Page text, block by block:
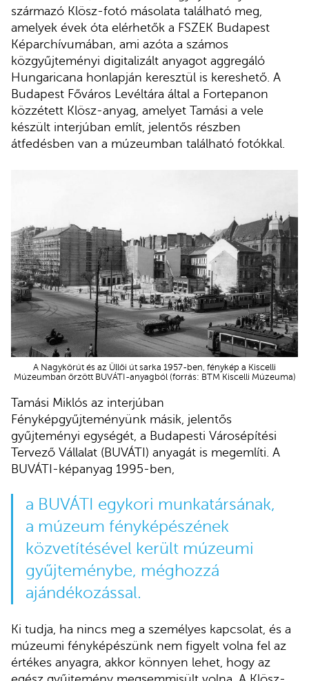
származó Klösz-fotó másolata található meg,
amelyek évek óta elérhetők a FSZEK Budapest
Képarchívumában, ami azóta a számos
közgyűjteményi digitalizált anyagot aggregáló
Hungaricana honlapján keresztül is kereshető. A
Budapest Főváros Levéltára által a Fortepanon
közzétett Klösz-anyag, amelyet Tamási a vele
készült interjúban említ, jelentős részben
átfedésben van a múzeumban található fotókkal.
A Nagykörút és az Üllői út sarka 1957-ben, fénykép a Kiscelli
Múzeumban őrzött BUVÁTI-anyagból (forrás: BTM Kiscelli Múzeuma)
Tamási Miklós az interjúban
Fényképgyűjteményünk másik, jelentős
gyűjteményi egységét, a Budapesti Városépítési
Tervező Vállalat (BUVÁTI) anyagát is megemlíti. A
BUVÁTI-képanyag 1995-ben,
a BUVÁTI egykori munkatársának,
a múzeum fényképészének
közvetítésével került múzeumi
gyűjteménybe, méghozzá
ajándékozással.
Ki tudja, ha nincs meg a személyes kapcsolat, és a
múzeumi fényképészünk nem figyelt volna fel az
értékes anyagra, akkor könnyen lehet, hogy az